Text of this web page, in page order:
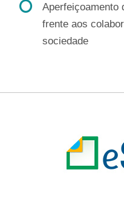
Aperfeiçoamento
frente aos
sociedade